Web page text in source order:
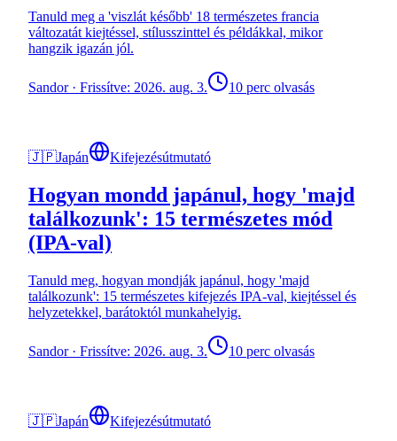
Tanuld meg a 'viszlát később' 18 természetes francia
változatát kiejtéssel, stílusszinttel és példákkal, mikor
hangzik igazán jól.
Sandor· Frissítve: 2026. aug. 3. 10 perc olvasás
🇯🇵Japán Kifejezésútmutató
Hogyan mondd japánul, hogy 'majd
találkozunk': 15 természetes mód
(IPA-val)
Tanuld meg, hogyan mondják japánul, hogy 'majd
találkozunk': 15 természetes kifejezés IPA-val, kiejtéssel és
helyzetekkel, barátoktól munkahelyig.
Sandor· Frissítve: 2026. aug. 3. 10 perc olvasás
🇯🇵Japán Kifejezésútmutató